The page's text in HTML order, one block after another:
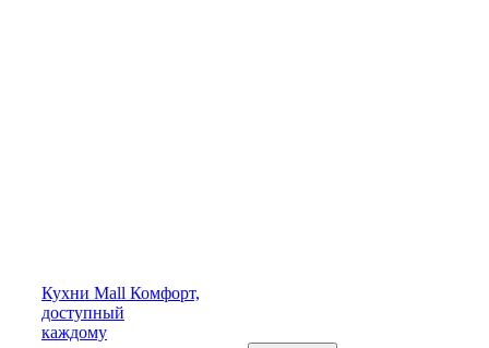
Кухни Mall Комфорт,
доступный
каждому